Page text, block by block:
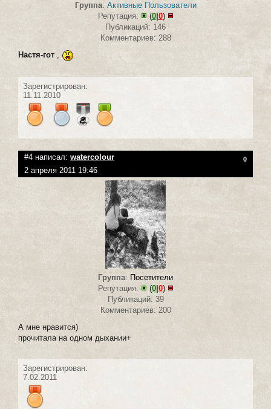
Группа: Активные Пользователи
Репутация:
(0| 0)
Публикаций: 146
Комментариев: 288
Настя-гот ,
Зарегистрирован:
11.11.2010
#4 написал: watercolour 0
2 апреля 2011 19:46
Группа: Посетители
Репутация:
(0| 0)
Публикаций: 39
Комментариев: 200
А мне нравится)
прочитала на одном дыхании+
Зарегистрирован:
7.02.2011